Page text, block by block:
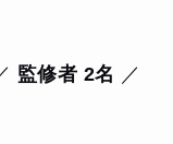
監修者 2名 ／